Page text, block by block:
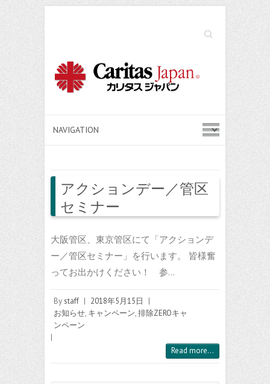
Search
アクションデー／管区
セミナー
大阪管区、東京管区にて「アクションデ
ー／管区セミナー」を行います。 皆様奮
ってお出かけください！ 参…
Bystaff | 2018年5月15日
|
お知らせ, キャンペーン,排除ZEROキャ
ンペーン
|
Read more...